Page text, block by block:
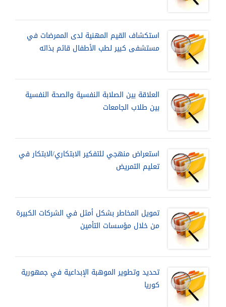
استكشاف القيم المهنية لدى الممرضات في
مستشفى كبير لطب الأطفال قائم بذاته
العلاقة بين الصلابة النفسية والصحة النفسية
بين طلاب الجامعات
استعراض منهجي للتفكير الابتكاري/الابتكار في
تعليم التمريض
تمويل المخاطر بشكل أمثل في الشركات الكبيرة
من خلال مؤسسات التأمين
تحديد وتطوير الموهبة الإبداعية في جمهورية
كوريا